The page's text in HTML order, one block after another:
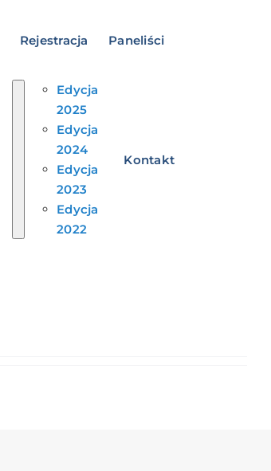
Rejestracja Paneliści
Edycja
2025
Edycja
2024
Edycja
2023
Edycja
2022
Kontakt